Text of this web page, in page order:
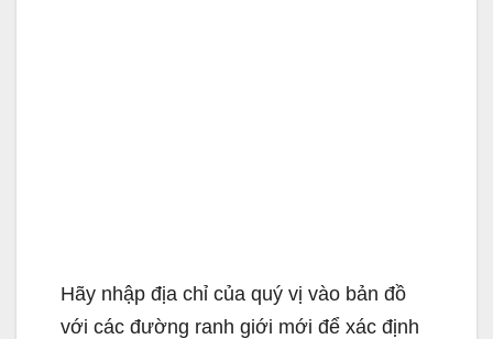
Hãy nhập địa chỉ của quý vị vào bản đồ
với các đường ranh giới mới để xác định